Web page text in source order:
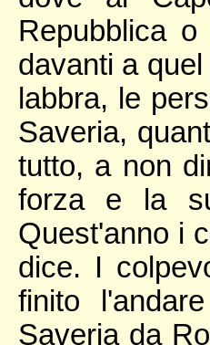
Repubblica
davanti a
labbra, le
Saveria,
tutto, a non
forza e la
Quest'anno i
dice. I
finito
Saveria da